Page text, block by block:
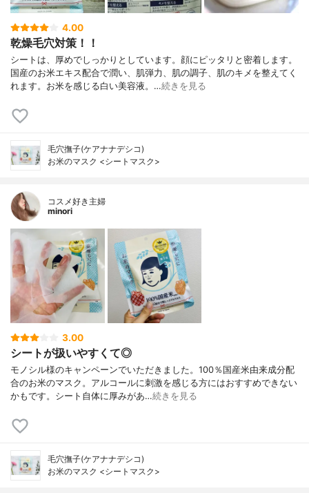
4.00
乾燥毛穴対策！！
シートは、厚めでしっかりとしています。顔にピッタリと密着します。
国産のお米エキス配合で潤い、肌弾力、肌の調子、肌のキメを整えてく
れます。お米を感じる白い美容液。…続きを見る
毛穴撫子(ケアナナデシコ)
お米のマスク <シートマスク>
コスメ好き主婦
minori
3.00
シートが扱いやすくて◎
モノシル様のキャンペーンでいただきました。100％国産米由来成分配
合のお米のマスク。アルコールに刺激を感じる方にはおすすめできない
かもです。シート自体に厚みがあ…続きを見る
毛穴撫子(ケアナナデシコ)
お米のマスク <シートマスク>